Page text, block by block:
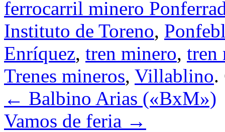
ferrocarril minero
Instituto de Toreno,
Enríquez, tren minero, tren
Trenes mineros, Villablino.
← Balbino Arias («BxM»)
Vamos de feria →